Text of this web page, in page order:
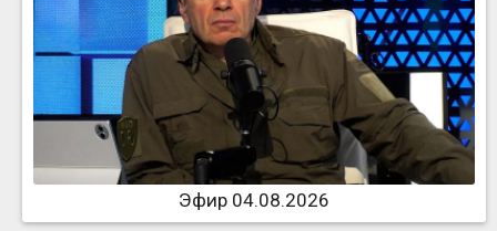
Эфир 04.08.2026